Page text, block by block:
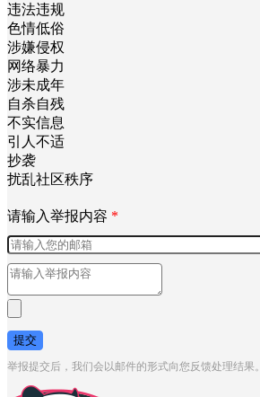
违法违规
色情低俗
涉嫌侵权
网络暴力
涉未成年
自杀自残
不实信息
引人不适
抄袭
扰乱社区秩序
请输入举报内容 *
提交
举报提交后，我们会以邮件的形式向您反馈处理结果。